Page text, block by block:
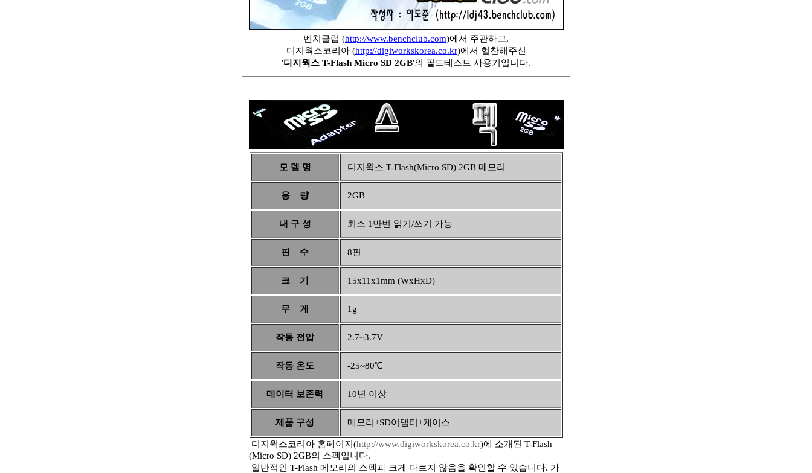
벤치클럽 (http://www.benchclub.com)에서 주관하고,
디지웍스코리아 (http://digiworkskorea.co.kr)에서 협찬해주신
'디지웍스 T-Flash Micro SD 2GB'의 필드테스트 사용기입니다.
모 델 명 디지웍스 T-Flash(Micro SD) 2GB 메모리
용 량 2GB
내 구 성 최소 1만번 읽기/쓰기 가능
핀 수 8핀
크 기 15x11x1mm (WxHxD)
무 게 1g
작동 전압 2.7~3.7V
작동 온도 -25~80℃
데이터 보존력 10년 이상
제품 구성 메모리+SD어댑터+케이스
디지웍스코리아 홈페이지(http://www.digiworkskorea.co.kr)에 소개된 T-Flash
(Micro SD) 2GB의 스펙입니다.
일반적인 T-Flash 메모리의 스펙과 크게 다르지 않음을 확인할 수 있습니다. 가